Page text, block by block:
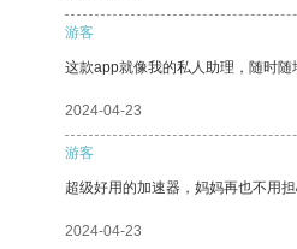
游客
这款app就像我的私人助理，随时随
2024-04-23
游客
超级好用的加速器，妈妈再也不用担
2024-04-23